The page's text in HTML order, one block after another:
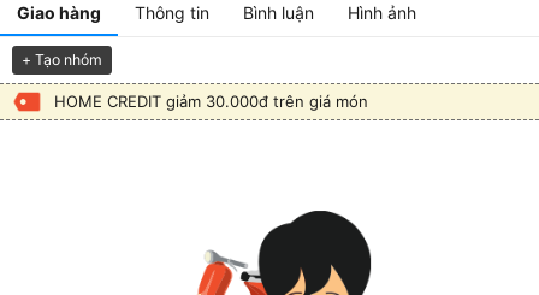
Giao hàng Thông tin Bình luận Hình ảnh
+ Tạo nhóm
HOME CREDIT giảm 30.000đ trên giá món